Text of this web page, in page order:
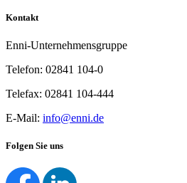
Kontakt
Enni-Unternehmensgruppe
Telefon: 02841 104-0
Telefax: 02841 104-444
E-Mail: info@enni.de
Folgen Sie uns